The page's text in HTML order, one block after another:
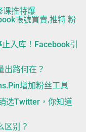
课推特爆
帳號買賣,推特 粉
入库！Facebook引
出路何在？
增加粉丝工具
选Twitter，你知道
区别？